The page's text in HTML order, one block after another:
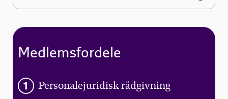
Medlemsfordele
Personalejuridisk rådgivning